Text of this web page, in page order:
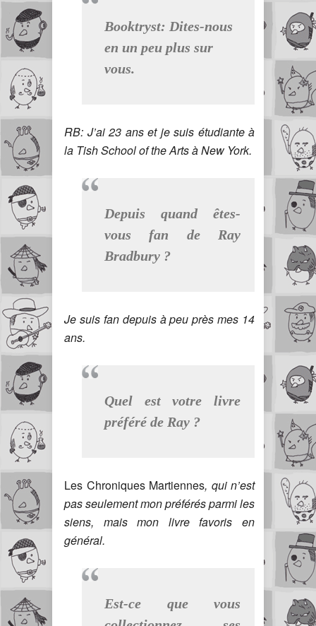
Booktryst: Dites-nous
en un peu plus sur
vous.
RB: J’ai 23 ans et je suis étudiante à
la Tish School of the Arts à New York.
Depuis quand êtes-
vous fan de Ray
Bradbury ?
Je suis fan depuis à peu près mes 14
ans.
Quel est votre livre
préféré de Ray ?
Les Chroniques Martiennes, qui n’est
pas seulement mon préférés parmi les
siens, mais mon livre favoris en
général.
Est-ce que vous